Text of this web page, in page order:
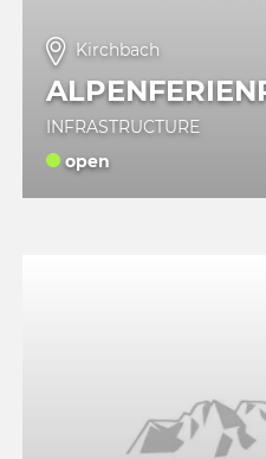
Kirchbach
INFRASTRUCTURE
open